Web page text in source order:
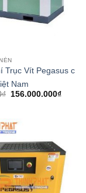
Trục Vít Pegasus c
Nam
₫ Giá
156.000.000₫Giá